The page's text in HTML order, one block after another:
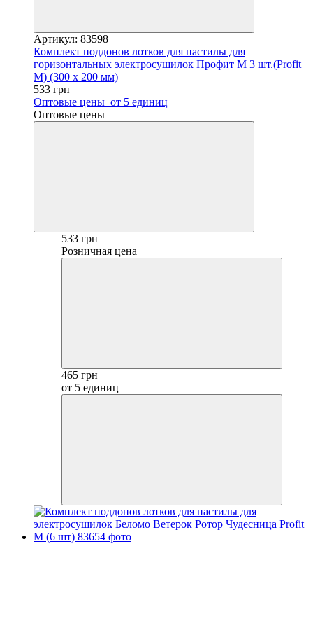
Артикул: 83598
Комплект поддонов лотков для пастилы для
горизонтальных электросушилок Профит М 3 шт.(Profit
M) (300 х 200 мм)
533 грн
Оптовые цены от 5 единиц
Оптовые цены
533 грн
Розничная цена
465 грн
от 5 единиц